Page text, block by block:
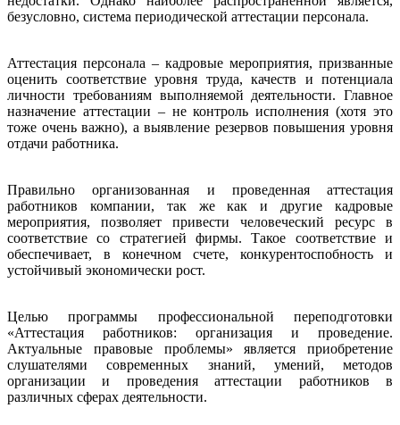
безусловно, система периодической аттестации персонала.
Аттестация персонала – кадровые мероприятия, призванные
оценить соответствие уровня труда, качеств и потенциала
личности требованиям выполняемой деятельности. Главное
назначение аттестации – не контроль исполнения (хотя это
тоже очень важно), а выявление резервов повышения уровня
отдачи работника.
Правильно организованная и проведенная аттестация
работников компании, так же как и другие кадровые
мероприятия, позволяет привести человеческий ресурс в
соответствие со стратегией фирмы. Такое соответствие и
обеспечивает, в конечном счете, конкурентоспобность и
устойчивый экономически рост.
Целью программы профессиональной переподготовки
«Аттестация работников: организация и проведение.
Актуальные правовые проблемы» является приобретение
слушателями современных знаний, умений, методов
организации и проведения аттестации работников в
различных сферах деятельности.